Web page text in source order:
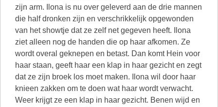
zijn arm. Ilona is nu over geleverd aan de drie mannen
die half dronken zijn en verschrikkelijk opgewonden
van het showtje dat ze zelf net gegeven heeft. Ilona
ziet alleen nog de handen die op haar afkomen. Ze
wordt overal geknepen en betast. Dan komt Hein voor
haar staan, geeft haar een klap in haar gezicht en zegt
dat ze zijn broek los moet maken. Ilona wil door haar
knieen zakken om te doen wat haar wordt verwacht.
Weer krijgt ze een klap in haar gezicht. Benen wijd en